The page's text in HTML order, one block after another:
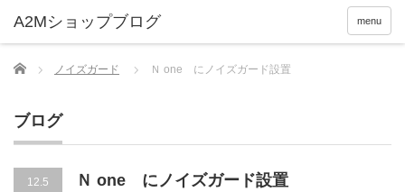
menu
Home ノイズガード Ｎ one にノイズガード設置
ブログ
12.5
Ｎ one にノイズガード設置